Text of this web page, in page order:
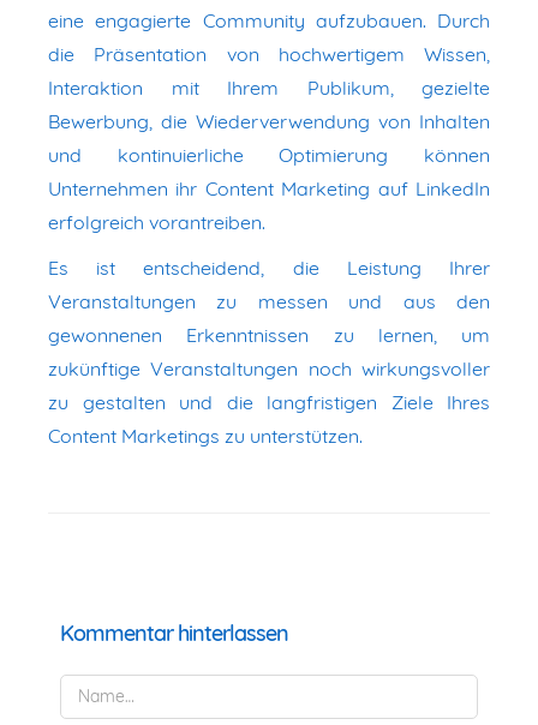
eine engagierte Community aufzubauen. Durch
die Präsentation von hochwertigem Wissen,
Interaktion mit Ihrem Publikum, gezielte
Bewerbung, die Wiederverwendung von Inhalten
und kontinuierliche Optimierung können
Unternehmen ihr Content Marketing auf LinkedIn
erfolgreich vorantreiben.
Es ist entscheidend, die Leistung Ihrer
Veranstaltungen zu messen und aus den
gewonnenen Erkenntnissen zu lernen, um
zukünftige Veranstaltungen noch wirkungsvoller
zu gestalten und die langfristigen Ziele Ihres
Content Marketings zu unterstützen.
Kommentar hinterlassen